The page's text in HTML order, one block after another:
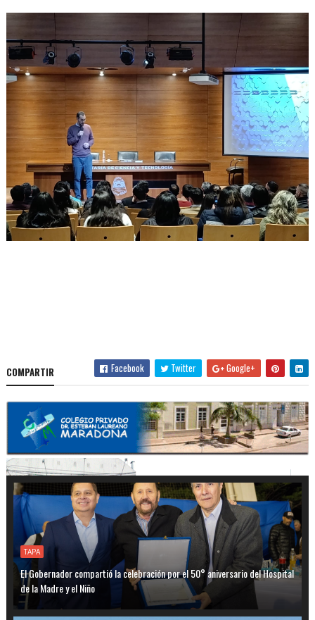
COMPARTIR Facebook Twitter Google+
TAPA
El Gobernador compartió la celebración por el 50° aniversario del Hospital
de la Madre y el Niño